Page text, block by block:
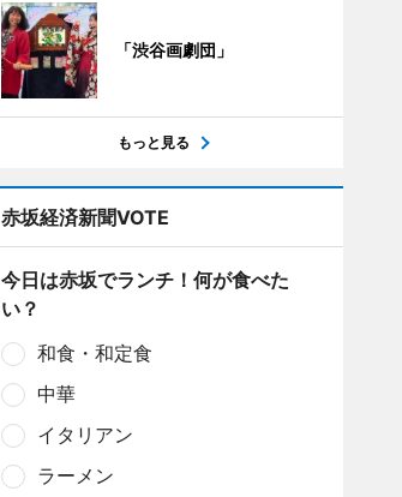
「渋谷画劇団」
もっと見る
赤坂経済新聞VOTE
今日は赤坂でランチ！何が食べた
い？
和食・和定食
中華
イタリアン
ラーメン